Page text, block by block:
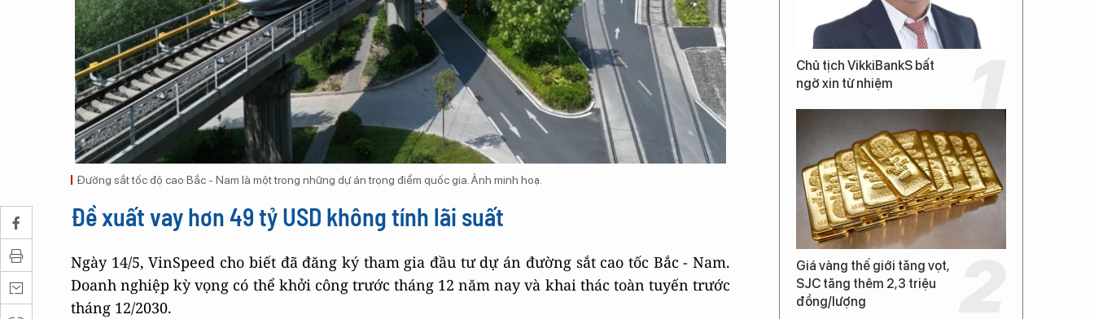
Đường sắt tốc độ cao Bắc - Nam là một trong những dự án trọng điểm quốc gia. Ảnh minh hoạ.
Đề xuất vay hơn 49 tỷ USD không tính lãi suất
Ngày 14/5, VinSpeed cho biết đã đăng ký tham gia đầu tư dự án đường sắt cao tốc Bắc - Nam.
Doanh nghiệp kỳ vọng có thể khởi công trước tháng 12 năm nay và khai thác toàn tuyến trước
tháng 12/2030.
Chủ tịch VikkiBankS bất
ngờ xin từ nhiệm
Giá vàng thế giới tăng vọt,
SJC tăng thêm 2,3 triệu
đồng/lượng